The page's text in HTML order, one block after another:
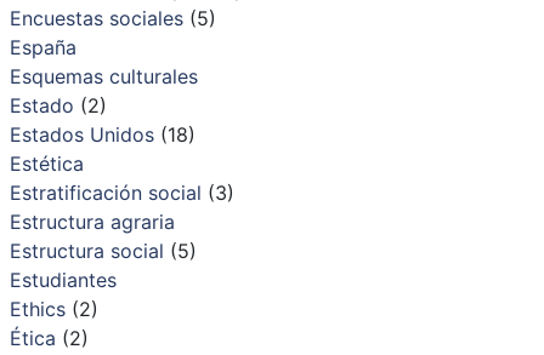
Encuestas sociales(5)
España
Esquemas culturales
Estado (2)
Estados Unidos(18)
Estética
Estratificación social (3)
Estructura agraria
Estructura social (5)
Estudiantes
Ethics(2)
Ética (2)